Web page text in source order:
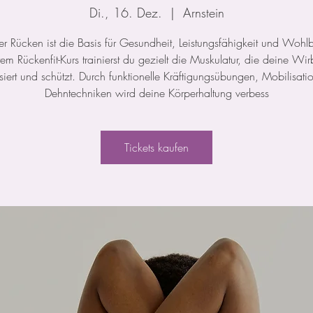
Di., 16. Dez.
  |
Arnstein
Rücken ist die Basis für Gesundheit, Leistungsfähigkeit und
Rückenfit-Kurs trainierst du gezielt die Muskulatur, die deine
und schützt. Durch funktionelle Kräftigungsübungen,
Dehntechniken wird deine Körperhaltung verbess
Tickets kaufen